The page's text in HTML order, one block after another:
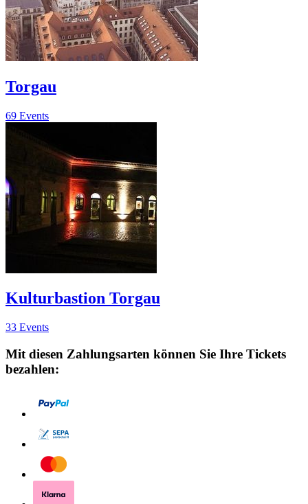
Torgau
69 Events
Kulturbastion Torgau
33 Events
Mit diesen Zahlungsarten können Sie Ihre Tickets
bezahlen: